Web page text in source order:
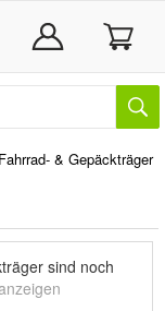
Fahrrad- & Gepäckträger
sind noch